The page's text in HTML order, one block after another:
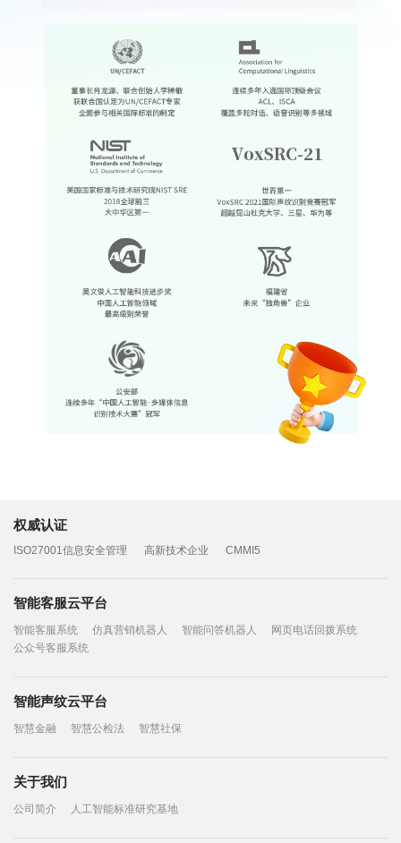
权威认证
ISO27001信息安全管理 高新技术企业 CMMI5
智能客服云平台
智能客服系统 仿真营销机器人 智能问答机器人
网页电话回拨系统
公众号客服系统
智能声纹云平台
智慧金融 智慧公检法 智慧社保
关于我们
公司简介 人工智能标准研究基地